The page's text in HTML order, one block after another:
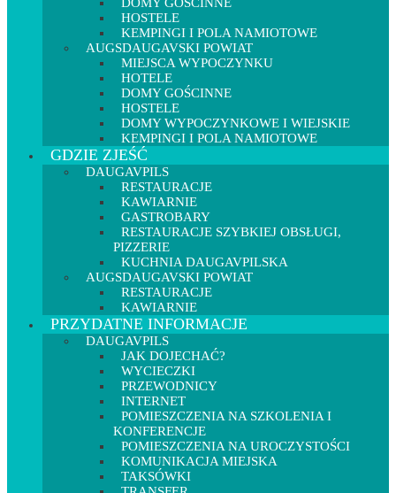
HOSTELE
KEMPINGI I POLA NAMIOTOWE
AUGSDAUGAVSKI POWIAT
MIEJSCA WYPOCZYNKU
HOTELE
DOMY GOŚCINNE
HOSTELE
DOMY WYPOCZYNKOWE I WIEJSKIE
KEMPINGI I POLA NAMIOTOWE
GDZIE ZJEŚĆ
DAUGAVPILS
RESTAURACJE
KAWIARNIE
GASTROBARY
RESTAURACJE SZYBKIEJ OBSŁUGI,
PIZZERIE
KUCHNIA DAUGAVPILSKA
AUGSDAUGAVSKI POWIAT
RESTAURACJE
KAWIARNIE
PRZYDATNE INFORMACJE
DAUGAVPILS
JAK DOJECHAĆ?
WYCIECZKI
PRZEWODNICY
INTERNET
POMIESZCZENIA NA SZKOLENIA I
KONFERENCJE
POMIESZCZENIA NA UROCZYSTOŚCI
KOMUNIKACJA MIEJSKA
TAKSÓWKI